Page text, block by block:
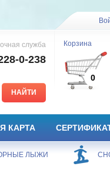
служба
0-238
Корзина
0
КАРТА
ЛЫЖИ